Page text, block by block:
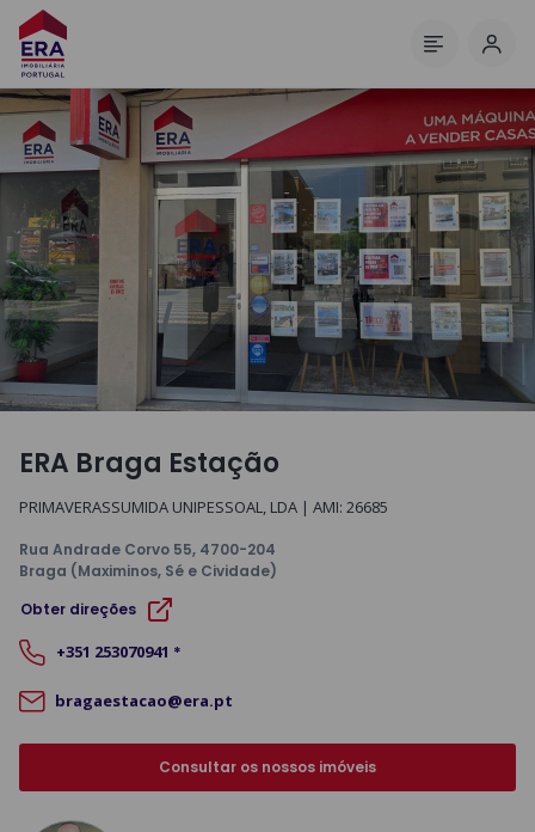
ERA Braga Estação
PRIMAVERASSUMIDA UNIPESSOAL, LDA | AMI: 26685
Rua Andrade Corvo 55, 4700-204
Braga (Maximinos, Sé e Cividade)
Obter direções
+351 253070941 *
bragaestacao@era.pt
Consultar os nossos imóveis